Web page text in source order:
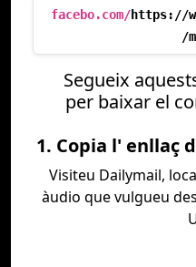
facebo.com/https://
/
Segueix
per baixar el
1. Copia l' enllaç
Visiteu Dailymail,
àudio que vulgueu